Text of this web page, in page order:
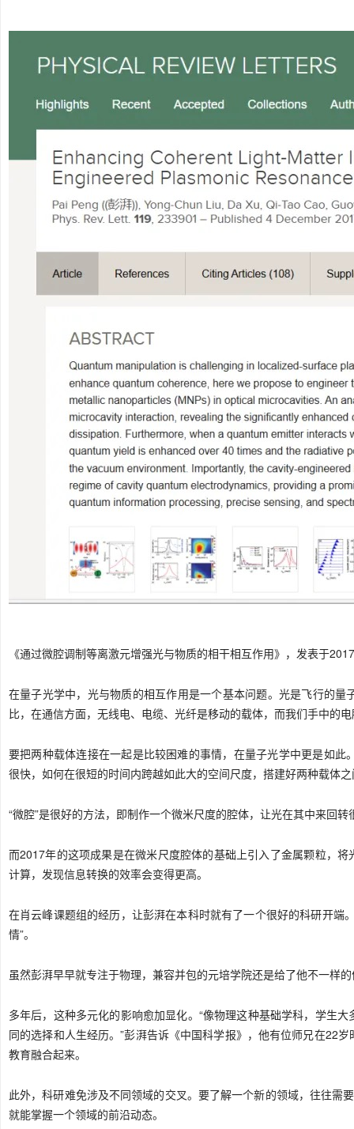
《通过微腔调制等离激元增强光与物质的相干相互作用》，发表于
在量子光学中，光与物质的相互作用是一个基本问题。光是飞行的
比，在通信方面，无线电、电缆、光纤是移动的载体，而我们手中的
要把两种载体连接在一起是比较困难的事情，在量子光学中更是如
很快，如何在很短的时间内跨越如此大的空间尺度，搭建好两种载体之
“微腔”是很好的方法，即制作一个微米尺度的腔体，让光在其中来回
而2017年的这项成果是在微米尺度腔体的基础上引入了金属颗粒，
计算，发现信息转换的效率会变得更高。
在肖云峰课题组的经历，让彭湃在本科时就有了一个很好的科研开
情”。
虽然彭湃早早就专注于物理，兼容并包的元培学院还是给了他不一样
多年后，这种多元化的影响愈加显化。“像物理这种基础学科，学生
同的选择和人生经历。”彭湃告诉《中国科学报》，他有位师兄在22
教育融合起来。
此外，科研难免涉及不同领域的交叉。要了解一个新的领域，往往
就能掌握一个领域的前沿动态。